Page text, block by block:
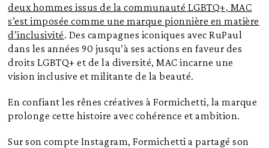
deux hommes issus de la communauté LGBTQ+, MAC
s’est imposée comme une marque pionnière en matière
d’inclusivité. Des campagnes iconiques avec RuPaul
dans les années 90 jusqu’à ses actions en faveur des
droits LGBTQ+ et de la diversité, MAC incarne une
vision inclusive et militante de la beauté.
En confiant les rênes créatives à Formichetti, la marque
prolonge cette histoire avec cohérence et ambition.
Sur son compte Instagram, Formichetti a partagé son